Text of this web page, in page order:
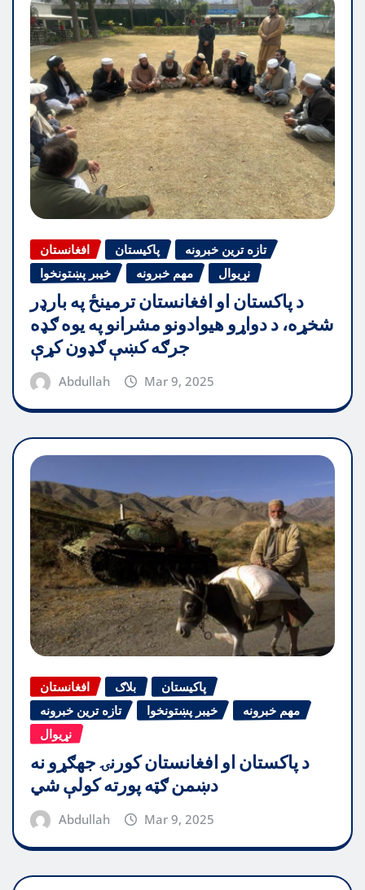
افغانستان پاکیستان
تازه ترین خبرونه
خیبر پښتونخوا
مهم خبرونه نړیوال
د پاکستان او افغانستان ترمینځ په بارډر
شخړه، د دواړو هیوادونو مشرانو په یوه ګډه
جرګه کښې ګډون کړې
Abdullah Mar 9, 2025
افغانستان بلاګ
پاکیستان
تازه ترین خبرونه
خیبر پښتونخوا
مهم خبرونه
نړیوال
د پاکستان او افغانستان کورنۍ جهګړو نه
دښمن ګټه پورته کولې شي
Abdullah Mar 9, 2025